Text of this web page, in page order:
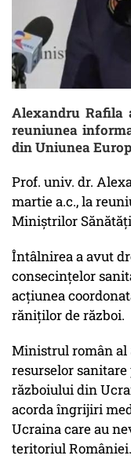
Alexandru Rafila
reuniunea
din Uniunea
Prof. univ. dr.
martie a.c., la
Miniștrilor
Întâlnirea a avut
consecințelor
acțiunea
răniților de război.
Ministrul român al
resurselor
războiului din
acorda îngrijiri
Ucraina care au
teritoriul României.